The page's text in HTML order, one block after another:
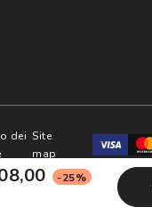
-25%
dei Site
map